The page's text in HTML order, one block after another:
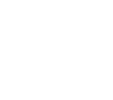
раздел и
решил обновить